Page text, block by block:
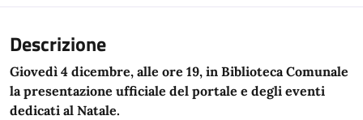
Descrizione
Giovedì 4 dicembre, alle ore 19, in Biblioteca Comunale
la presentazione ufficiale del portale e degli eventi
dedicati al Natale.